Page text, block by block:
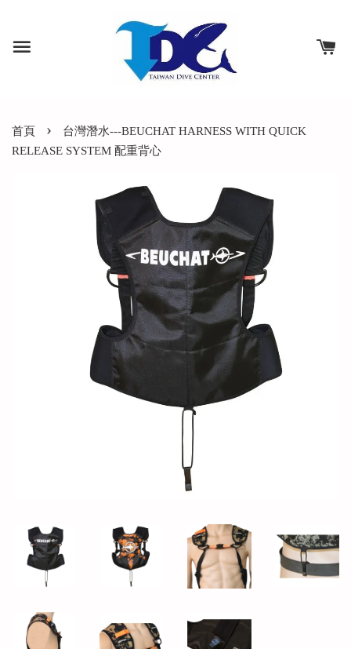
首頁 ›
台灣潛水---BEUCHAT HARNESS WITH QUICK
RELEASE SYSTEM 配重背心